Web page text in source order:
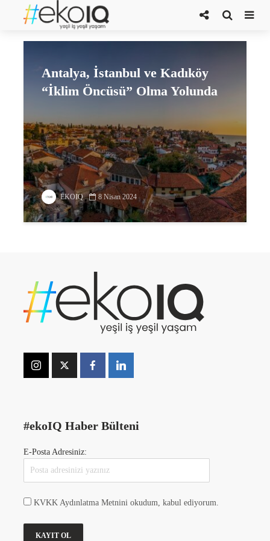
kent ve iklim
Antalya, İstanbul ve Kadıköy
“İklim Öncüsü” Olma Yolunda
EKOIQ 8 Nisan 2024
#ekoIQ Haber Bülteni
E-Posta Adresiniz:
KVKK Aydınlatma Metnini okudum, kabul ediyorum.